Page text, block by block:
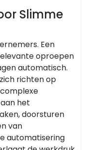
Slimme
Een
oproepen
automatisch.
richten op
het
doorsturen
van
automatisering